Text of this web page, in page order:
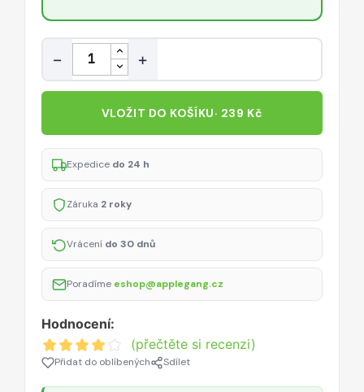
Množství
− +
VLOŽIT DO KOŠÍKU· 239 Kč
Expedice do 24 h
Záruka 2 roky
Vrácení do 30 dnů
Poradíme eshop@applegang.cz
Hodnocení:
(přečtěte si recenzi)
Přidat do oblíbených Sdílet